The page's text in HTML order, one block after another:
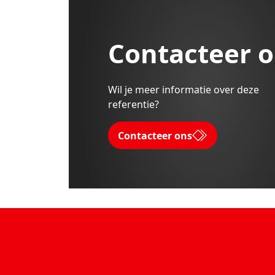
Contacteer
Wil je meer informatie over deze
referentie?
Contacteer ons